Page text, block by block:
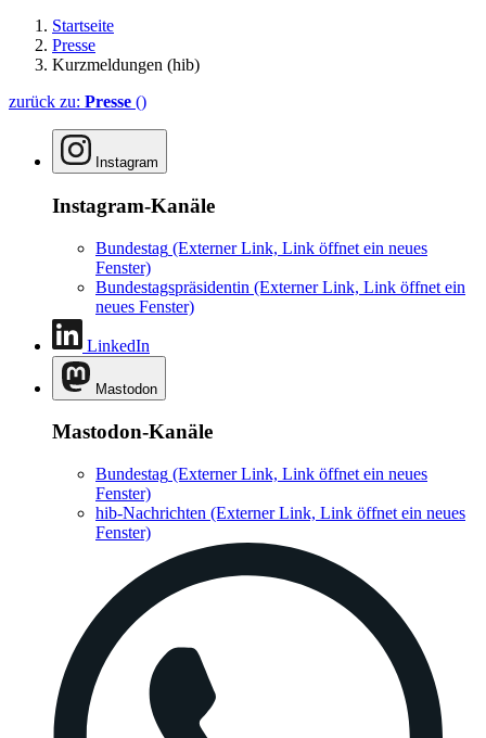
Startseite
Presse
Kurzmeldungen (hib)
zurück zu: Presse ()
Instagram
Instagram-Kanäle
Bundestag (Externer Link, Link öffnet ein neues
Fenster)
Bundestagspräsidentin (Externer Link, Link öffnet ein
neues Fenster)
LinkedIn
Mastodon
Mastodon-Kanäle
Bundestag (Externer Link, Link öffnet ein neues
Fenster)
hib-Nachrichten (Externer Link, Link öffnet ein neues
Fenster)